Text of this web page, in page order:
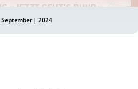
| 2024